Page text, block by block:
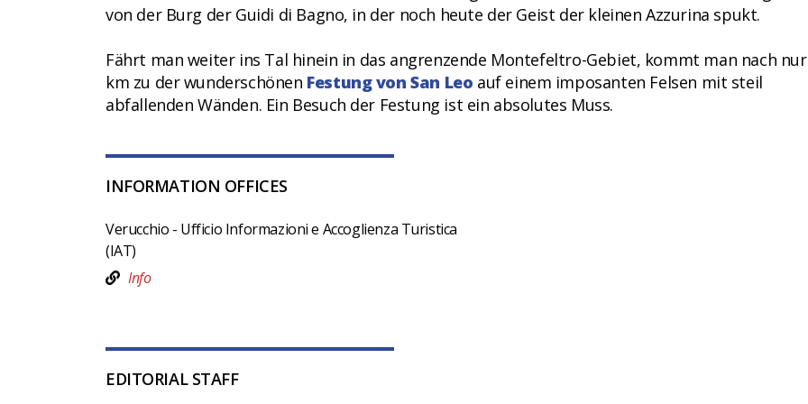
von der Burg der Guidi di Bagno, in der noch heute der Geist der kleinen Azzurina spukt.
Fährt man weiter ins Tal hinein in das angrenzende Montefeltro-Gebiet, kommt man nach
km zu der wunderschönen Festung von San Leo auf einem imposanten Felsen mit steil
abfallenden Wänden. Ein Besuch der Festung ist ein absolutes Muss.
INFORMATION OFFICES
Verucchio - Ufficio Informazioni e Accoglienza Turistica
(IAT)
Info
EDITORIAL STAFF